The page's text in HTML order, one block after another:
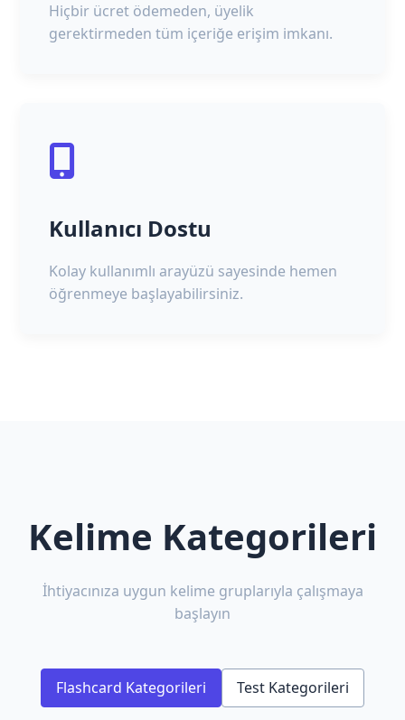
Hiçbir ücret ödemeden, üyelik
gerektirmeden tüm içeriğe erişim imkanı.
Kullanıcı Dostu
Kolay kullanımlı arayüzü sayesinde hemen
öğrenmeye başlayabilirsiniz.
Kelime Kategorileri
İhtiyacınıza uygun kelime gruplarıyla çalışmaya
başlayın
Flashcard Kategorileri Test Kategorileri